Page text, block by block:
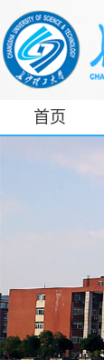
首页
工信部专精特